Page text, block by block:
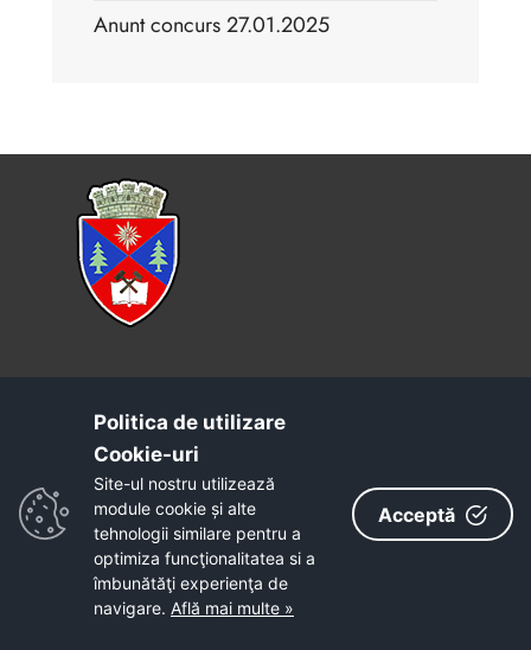
Anunt concurs 27.01.2025
STR. 1 DECEMBRIE 1918, Nr. 93
Telefon:0254.541.220
Verde: 0800.800.253
Poliția Petroșani —tel.:0254.541.212
Telefonul copilului —tel.:116111
Politica de utilizare
Cookie-uri‎
Site-ul nostru utilizează
module cookie și alte
tehnologii similare pentru a
optimiza funcţionalitatea si a
îmbunătăţi experienţa de
navigare. Află mai multe »
Acceptă